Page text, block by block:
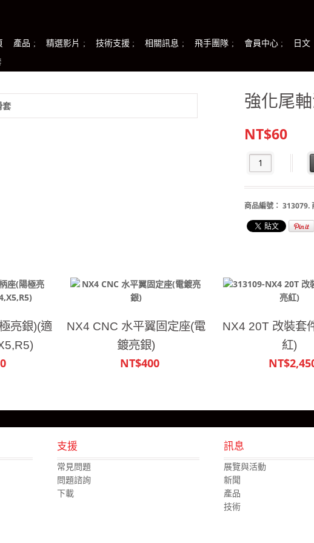
產品 精選影片 技術支援 相關訊息 飛手團隊 會員中心
日文
強化尾
NT$60
商品編號： 313079.
亮銀)(適
NX4 CNC 水平翼固定座(電
鍍亮銀)
NT$400
NX4 20T 改裝套
紅)
支援
常見問題
問題諮詢
下載
訊息
展覽與活動
新聞
產品
技術